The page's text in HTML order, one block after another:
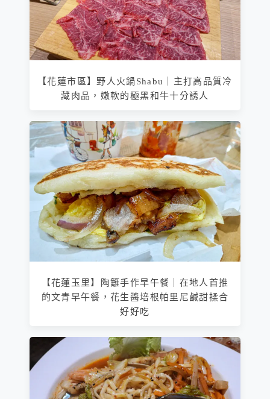
【花蓮市區】野人火鍋Shabu｜主打高品質冷
藏肉品，嫩軟的極黑和牛十分誘人
【花蓮玉里】陶籬手作早午餐｜在地人首推
的文青早午餐，花生醬培根帕里尼鹹甜揉合
好好吃